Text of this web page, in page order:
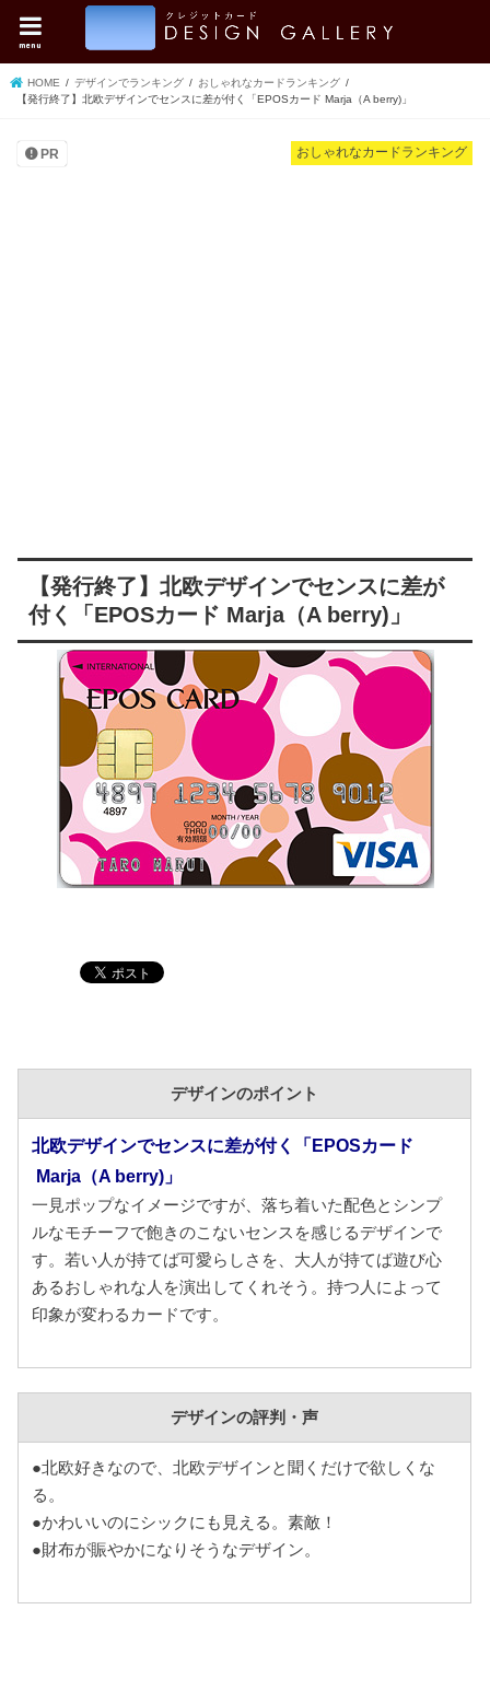
menu
HOME デザインでランキング
おしゃれなカードランキング
【発行終了】北欧デザインでセンスに差が付く「EPOSカード Marja（A berry)」
おしゃれなカードランキング
PR
【発行終了】北欧デザインでセンスに差が
付く「EPOSカード Marja（A berry)」
デザインのポイント
北欧デザインでセンスに差が付く「EPOSカード
Marja（A berry)」
一見ポップなイメージですが、落ち着いた配色とシンプ
ルなモチーフで飽きのこないセンスを感じるデザインで
す。若い人が持てば可愛らしさを、大人が持てば遊び心
あるおしゃれな人を演出してくれそう。持つ人によって
印象が変わるカードです。
デザインの評判・声
●北欧好きなので、北欧デザインと聞くだけで欲しくな
る。
●かわいいのにシックにも見える。素敵！
●財布が賑やかになりそうなデザイン。